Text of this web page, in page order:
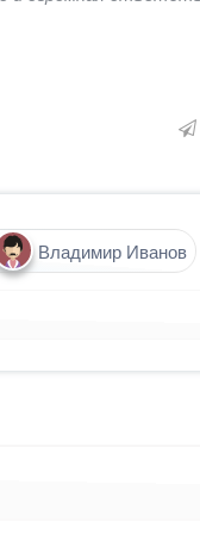
Владимир Иванов